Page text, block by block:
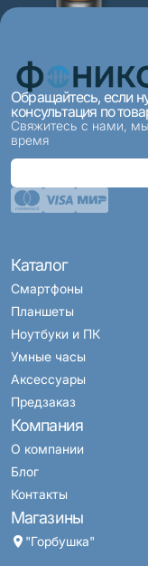
Обращайтесь, если
консультация по
Свяжитесь с нами,
время
Каталог
Смартфоны
Планшеты
Ноутбуки и ПК
Умные часы
Аксессуары
Предзаказ
Компания
О компании
Блог
Контакты
Магазины
"Горбушка"